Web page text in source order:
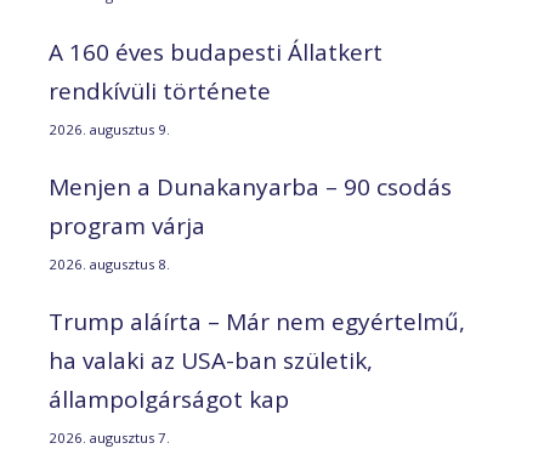
A 160 éves budapesti Állatkert
rendkívüli története
2026. augusztus 9.
Menjen a Dunakanyarba – 90 csodás
program várja
2026. augusztus 8.
Trump aláírta – Már nem egyértelmű,
ha valaki az USA-ban születik,
állampolgárságot kap
2026. augusztus 7.